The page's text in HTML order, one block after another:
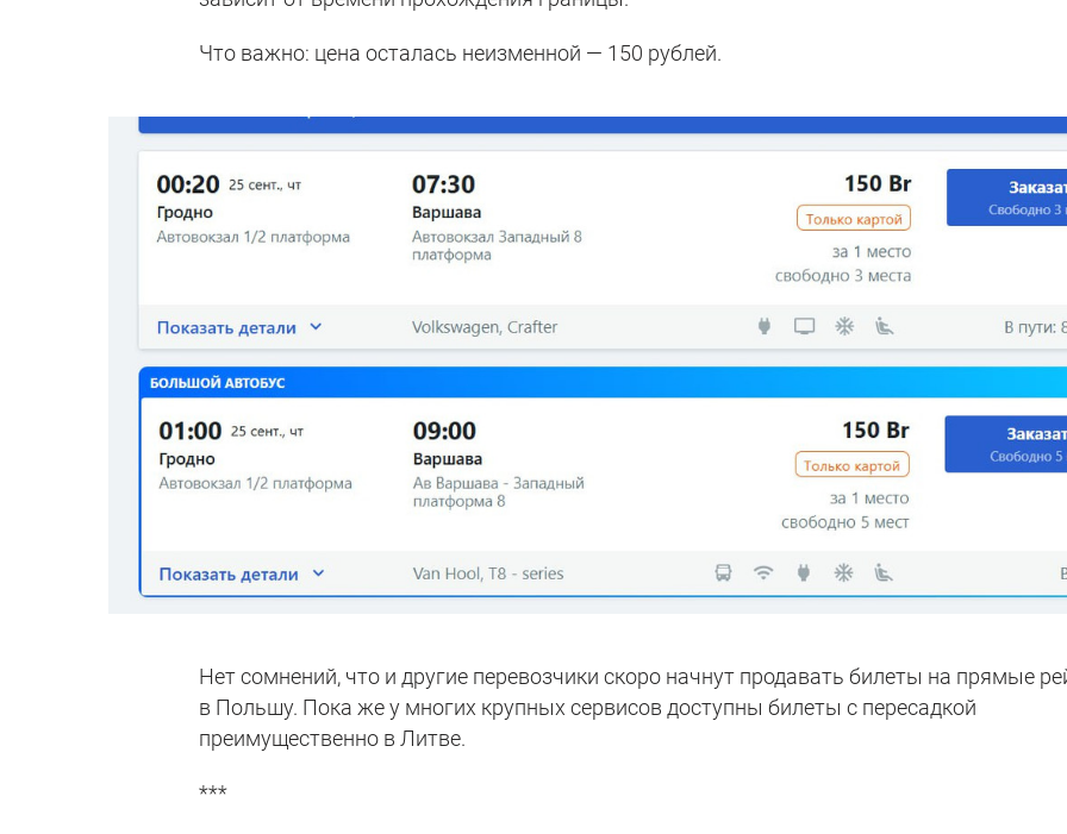
Что важно: цена осталась неизменной — 150 рублей.
Нет сомнений, что и другие перевозчики скоро начнут продавать билеты на прямые
в Польшу. Пока же у многих крупных сервисов доступны билеты с пересадкой
преимущественно в Литве.
***